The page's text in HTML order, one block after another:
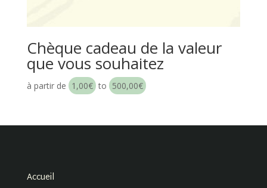
Chèque cadeau de la valeur
que vous souhaitez
à partir de 1,00€ to 500,00€
Accueil